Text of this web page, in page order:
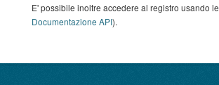
E' possibile inoltre accedere al registro usando le
Documentazione API).